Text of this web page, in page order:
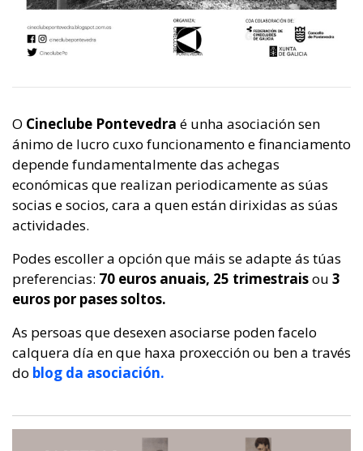
O Cineclube Pontevedra é unha asociación sen
ánimo de lucro cuxo funcionamento e financiamento
depende fundamentalmente das achegas
económicas que realizan periodicamente as súas
socias e socios, cara a quen están dirixidas as súas
actividades.
Podes escoller a opción que máis se adapte ás túas
preferencias: 70 euros anuais, 25 trimestraisou 3
euros por pases soltos.
As persoas que desexen asociarse poden facelo
calquera día en que haxa proxección ou ben a través
do blog da asociación.